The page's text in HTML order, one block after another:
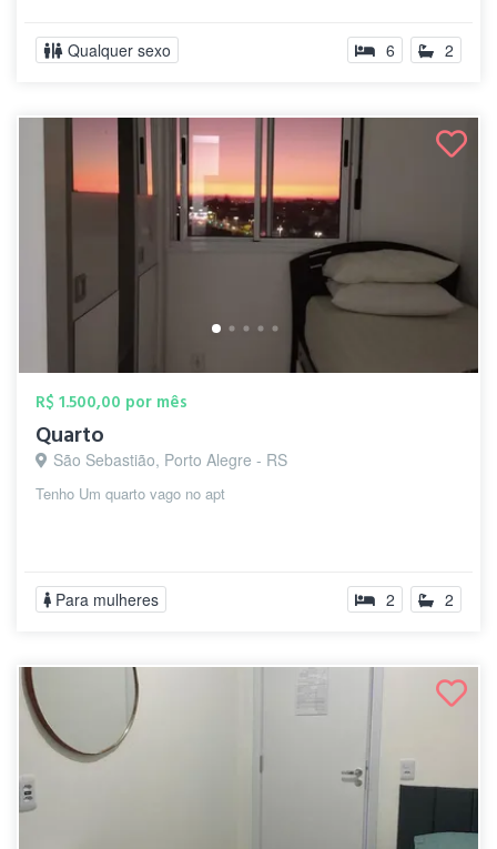
Qualquer sexo 6 2
R$ 1.500,00 por mês
Quarto
São Sebastião, Porto Alegre - RS
Tenho Um quarto vago no apt
Para mulheres 2 2